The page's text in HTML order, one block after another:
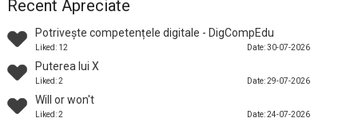
Recent Apreciate
Potrivește competențele digitale - DigCompEdu
Liked: 12 Date: 30-07-2026
Puterea lui X
Liked: 2 Date: 29-07-2026
Will or won't
Liked: 2 Date: 24-07-2026